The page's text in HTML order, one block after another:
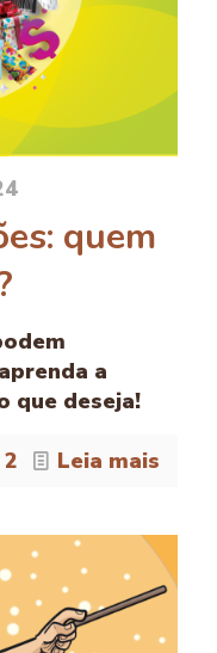
quem
a
que deseja!
2 Leia mais